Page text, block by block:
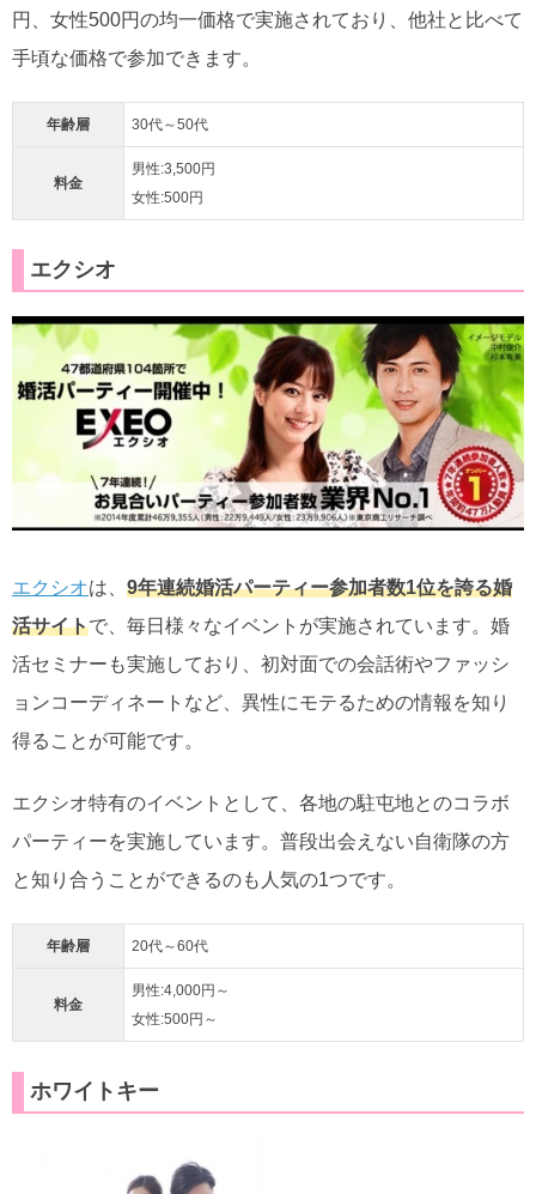
円、女性500円の均一価格で実施されており、他社と比べて
手頃な価格で参加できます。
年齢層 30代～50代
料金
男性:3,500円
女性:500円
エクシオ
エクシオは、 9年連続婚活パーティー参加者数1位を誇る婚
活サイトで、毎日様々なイベントが実施されています。婚
活セミナーも実施しており、初対面での会話術やファッシ
ョンコーディネートなど、異性にモテるための情報を知り
得ることが可能です。
エクシオ特有のイベントとして、各地の駐屯地とのコラボ
パーティーを実施しています。普段出会えない自衛隊の方
と知り合うことができるのも人気の1つです。
年齢層 20代～60代
料金
男性:4,000円～
女性:500円～
ホワイトキー